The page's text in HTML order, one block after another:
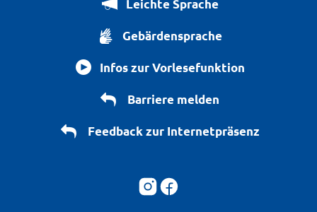
Leichte Sprache
Gebärdensprache
Infos zur Vorlesefunktion
Barriere melden
Feedback zur Internetpräsenz